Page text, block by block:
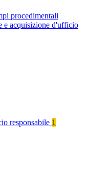
procedimentali
e acquisizione d'ufficio
responsabile 1